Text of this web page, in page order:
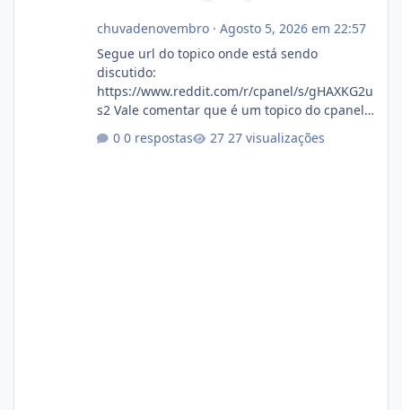
chuvadenovembro· Agosto 5, 2026 em 22:57
Segue url do topico onde está sendo
discutido:
https://www.reddit.com/r/cpanel/s/gHAXKG2u
s2 Vale comentar que é um topico do cpanel...
0 respostas 27 visualizações